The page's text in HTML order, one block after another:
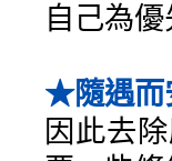
自己為優
★隨遇而
因此去